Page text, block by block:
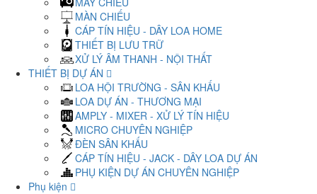
MÀN CHIẾU
CÁP TÍN HIỆU - DÂY LOA HOME
THIẾT BỊ LƯU TRỮ
XỬ LÝ ÂM THANH - NỘI THẤT
THIẾT BỊ DỰ ÁN
LOA HỘI TRƯỜNG - SÂN KHẤU
LOA DỰ ÁN - THƯƠNG MẠI
AMPLY - MIXER - XỬ LÝ TÍN HIỆU
MICRO CHUYÊN NGHIỆP
ĐÈN SÂN KHẤU
CÁP TÍN HIỆU - JACK - DÂY LOA DỰ ÁN
PHỤ KIỆN DỰ ÁN CHUYÊN NGHIỆP
Phụ kiện